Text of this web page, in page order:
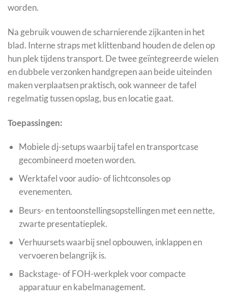
worden.
Na gebruik vouwen de scharnierende zijkanten in het
blad. Interne straps met klittenband houden de delen op
hun plek tijdens transport. De twee geïntegreerde wielen
en dubbele verzonken handgrepen aan beide uiteinden
maken verplaatsen praktisch, ook wanneer de tafel
regelmatig tussen opslag, bus en locatie gaat.
Toepassingen:
Mobiele dj-setups waarbij tafel en transportcase
gecombineerd moeten worden.
Werktafel voor audio- of lichtconsoles op
evenementen.
Beurs- en tentoonstellingsopstellingen met een nette,
zwarte presentatieplek.
Verhuursets waarbij snel opbouwen, inklappen en
vervoeren belangrijk is.
Backstage- of FOH-werkplek voor compacte
apparatuur en kabelmanagement.